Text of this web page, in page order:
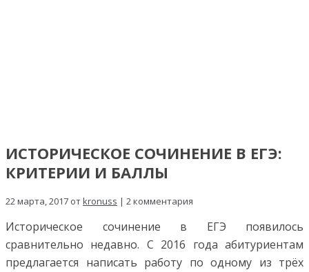
ИСТОРИЧЕСКОЕ СОЧИНЕНИЕ В ЕГЭ:
КРИТЕРИИ И БАЛЛЫ
22 марта, 2017 отkronuss | 2 комментария
Историческое сочинение в ЕГЭ появилось
сравнительно недавно. С 2016 года абитуриентам
предлагается написать работу по одному из трёх